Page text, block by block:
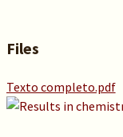
Files
Texto completo.pdf